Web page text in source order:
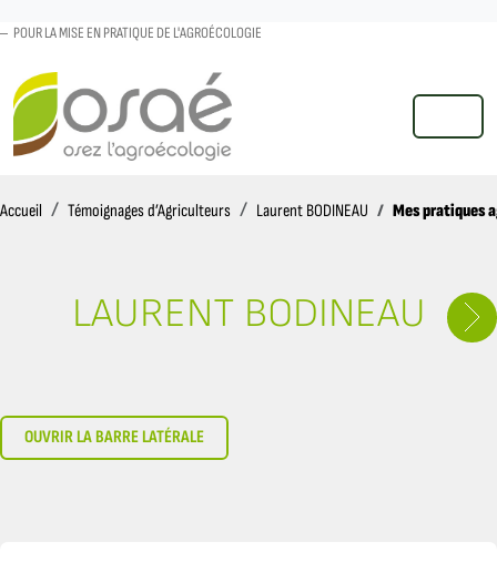
POUR LA MISE EN PRATIQUE DE L'AGROÉCOLOGIE
MENU
Accueil AccueilTémoignages d’Agriculteurs Laurent BODINEAU Mes pratiques
LAURENT BODINEAU
OUVRIR LA BARRE LATÉRALE